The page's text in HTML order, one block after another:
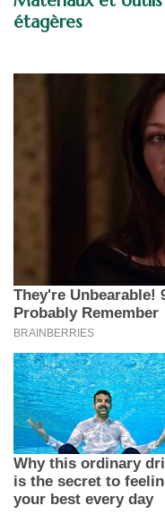
étagères